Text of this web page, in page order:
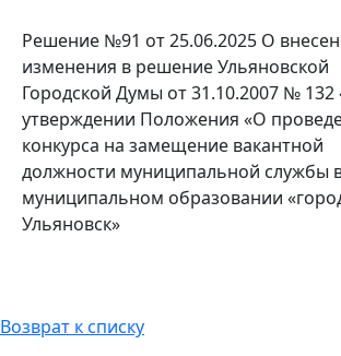
Решение №91 от 25.06.2025 О
изменения в решение Ульяновской
Городской Думы от 31.10.2007 № 132
утверждении Положения «О
конкурса на замещение вакантной
должности муниципальной службы
муниципальном образовании
Ульяновск»
Возврат к списку